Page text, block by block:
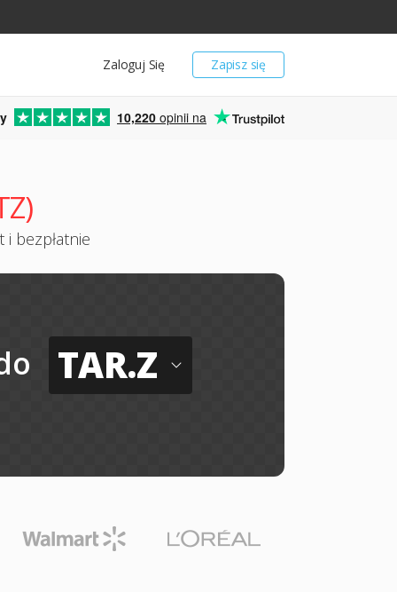
Zapisz się
Zaloguj Się
10,220 opinii na
bezpłatnie
TAR.Z